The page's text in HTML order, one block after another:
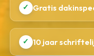
✓ Gratis
✓ 10 jaar